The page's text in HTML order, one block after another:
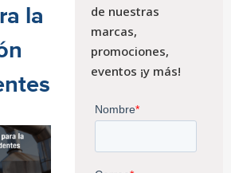
la
de nuestras
marcas,
promociones,
eventos ¡y más!